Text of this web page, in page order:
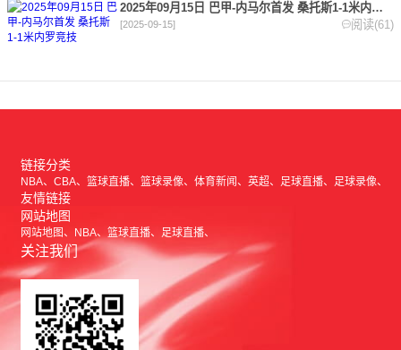
2025年09月15日 巴甲-内马尔首发 桑托斯1-1米内罗竞技
[2025-09-15] 阅读(61)
链接分类
NBA CBA 篮球直播 篮球录像 体育新闻 英超 足球直播 足球录像
友情链接
网站地图
网站地图 NBA 篮球直播 足球直播
关注我们